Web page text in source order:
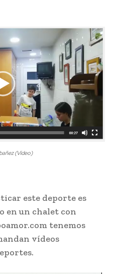
(Vídeo)
este deporte es
en un chalet con
tenemos
vídeos